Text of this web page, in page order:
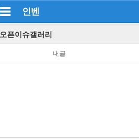
인벤
오픈이슈갤러리
내글